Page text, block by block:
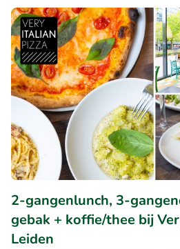
2-gangenlunch, 3-
gebak + koffie/thee bij
Leiden